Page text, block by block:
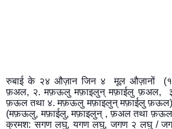
रुबाई के २४ औज़ान जिन ४  मूल औज़ानों
फ़अल, २. मफ़ऊलु मफ़ाइलुन् मफ़ाईलु फ़अल,
फ़ऊल तथा ४. मफ़ऊलु मफ़ाइलुन् मफ़ाईलु फ़ऊल)
(मफ़ऊलु, मफ़ाईलु, मफ़ाइलुन् , फ़अल तथा फ़ऊल)
क्रमश: सगण लघु, यगण लघु, जगण २ लघु /